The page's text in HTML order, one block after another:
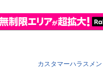
カスタマーハラスメ